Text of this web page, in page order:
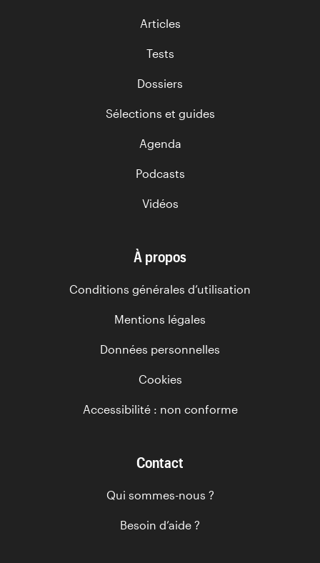
Articles
Tests
Dossiers
Sélections et guides
Agenda
Podcasts
Vidéos
À propos
Conditions générales d’utilisation
Mentions légales
Données personnelles
Cookies
Accessibilité : non conforme
Contact
Qui sommes-nous ?
Besoin d’aide ?